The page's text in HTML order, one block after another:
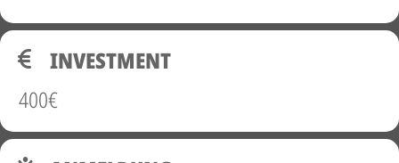
INVESTMENT
400€